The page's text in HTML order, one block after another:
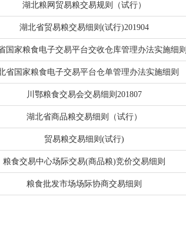
湖北粮网贸易粮交易规则（试行）
湖北省贸易粮交易细则(试行)201904
国家粮食电子交易平台交收仓库管理办法实施细则
省国家粮食电子交易平台仓单管理办法实施细则
川鄂粮食交易会交易细则201807
湖北省商品粮交易细则（试行）
贸易粮交易细则(试行)
粮食交易中心场际交易(商品粮)竞价交易细则
粮食批发市场场际协商交易细则